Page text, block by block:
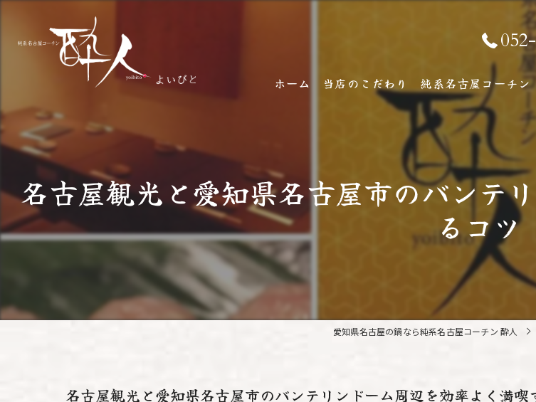
ホーム 当店のこだわり 純系名古屋コーチン
純系名古屋コーチンとは
名古屋観光と愛知県名古屋市のバンテ
るコツ
愛知県名古屋の鍋なら純系名古屋コーチン 酔人
名古屋観光と愛知県名古屋市のバンテリンドーム周辺を効率よく満喫